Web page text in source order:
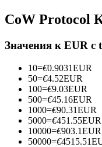
Фьючерсы с
Копирование
CoW Protocol
Значения к EUR с
10=€0.9031EUR
50=€4.52EUR
100=€9.03EUR
500=€45.16EUR
1000=€90.31EUR
5000=€451.55EUR
10000=€903.1EUR
50000=€4515.51